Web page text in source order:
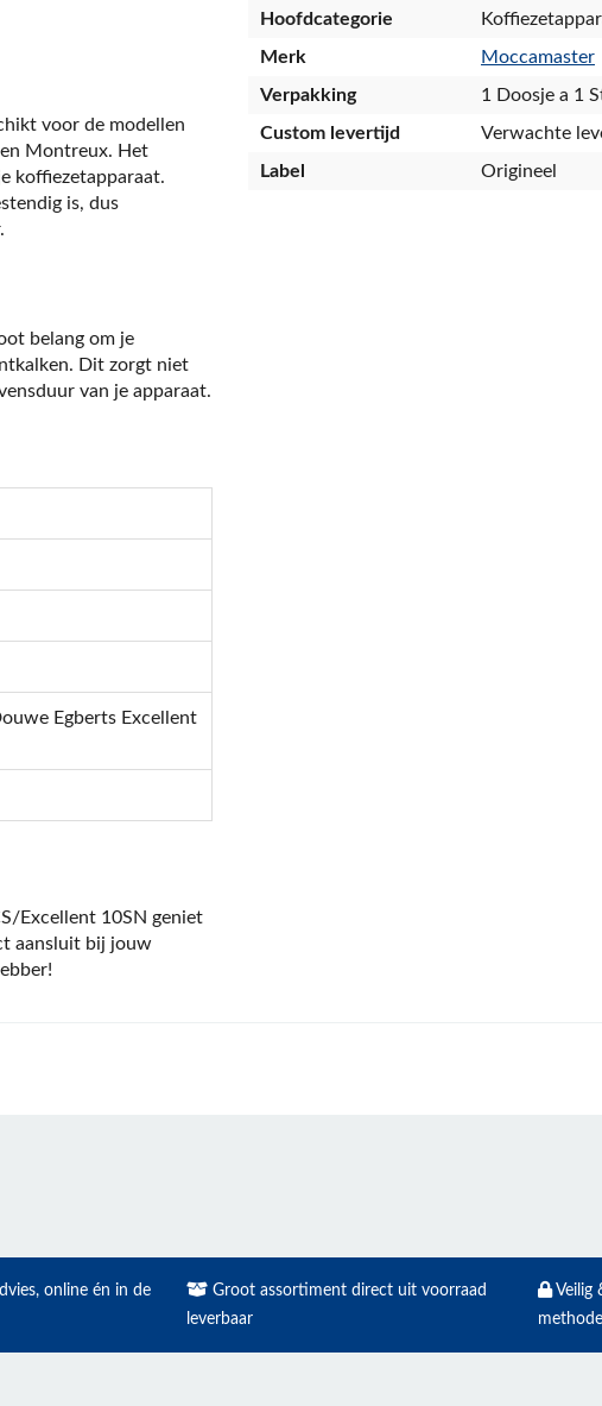
voor de modellen
Montreux. Het
koffiezetapparaat.
is, dus
belang om je
Dit zorgt niet
van je apparaat.
Egberts Excellent
Excellent 10SN geniet
aansluit bij jouw
Hoofdcategorie
Merk
Moccamaster
Verpakking
1 Doosje a 1
Custom levertijd
Verwachte
Label
Origineel
online én in de
Groot assortiment direct uit voorraad
leverbaar
Veilig
methode